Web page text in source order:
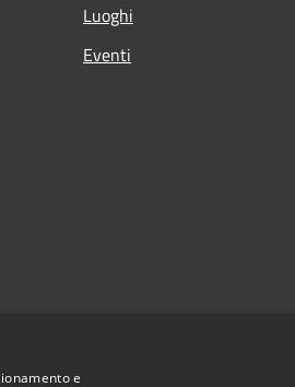
Luoghi
Eventi
e